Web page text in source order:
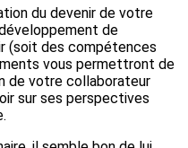
du devenir de votre
de
(soit des compétences
vous permettront de
de votre collaborateur
sur ses perspectives